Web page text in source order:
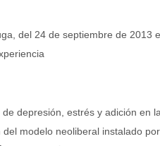
del 24 de septiembre de 2013
depresión, estrés y adición en
modelo neoliberal instalado por